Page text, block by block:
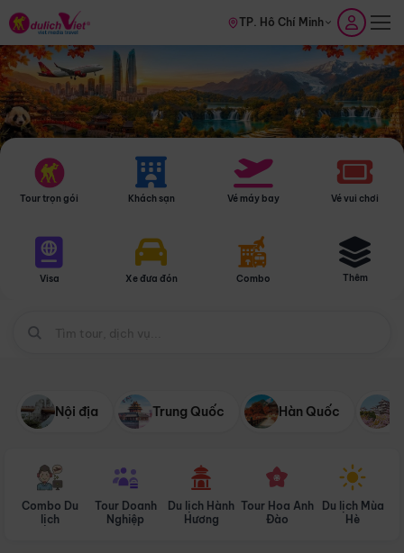
TP. Hồ Chí Minh
Tour trọn gói Khách sạn Vé máy bay Vé vui chơi
Visa Xe đưa đón Combo Thêm
Nội địa Trung Quốc Hàn Quốc
Combo Du
lịch
Tour Doanh
Nghiệp
Du lịch Hành
Hương
Tour Hoa Anh
Đào
Du lịch Mùa
Hè